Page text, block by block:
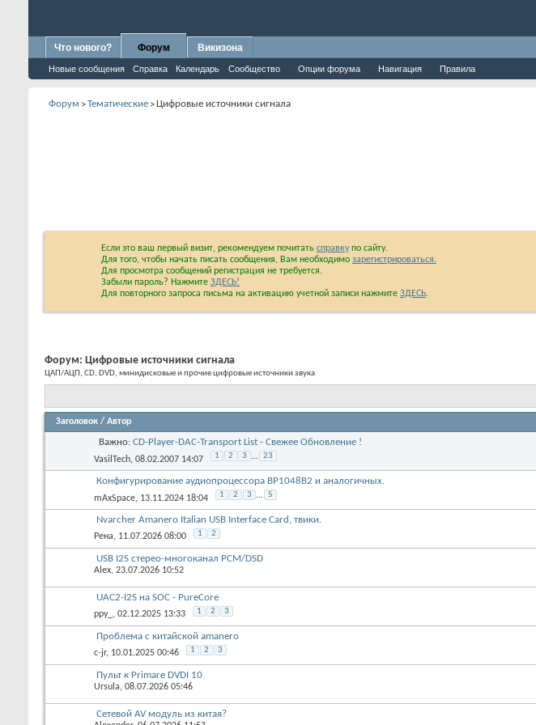
Что нового? Форум
Новые сообщения Справка Календарь Сообщество Опции форума Навигация Правила
Викизона
Если это ваш первый визит, рекомендуем почитатьсправкупо сайту.
Для того, чтобы начать писать сообщения, Вам необходимо
Для просмотра сообщений регистрация не требуется.
Забыли пароль? НажмитеЗДЕСЬ!
Форум:Цифровые источники сигнала
ЦАП/АЦП, CD, DVD, минидисковые и прочие цифровые источники звука
Заголовок/Автор
Важно:CD-Player-DAC-Transport List - Свежее Обновление !
VasilTech, 08.02.2007 14:07 1 2 3 ... 23
Конфигурирование аудиопроцессора BP1048B2 и аналогичных.
mAxSpace , 13.11.2024 18:04 1 2 3 ... 5
Nvarcher Amanero Italian USB Interface Card, твики.
Рена , 11.07.2026 08:00 1 2
USB I2S стерео-многоканал PCM/DSD
Alex, 23.07.2026 10:52
UAC2-I2S на SOC - PureCore
ppy_ , 02.12.2025 13:33 1 2 3
Проблема с китайской amanero
c-jr , 10.01.2025 00:46 1 2 3
Пульт к Primare DVDI 10
Ursula, 08.07.2026 05:46